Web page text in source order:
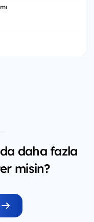
daha fazla
misin?